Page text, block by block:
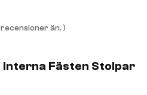
än. )
Fästen Stolpar